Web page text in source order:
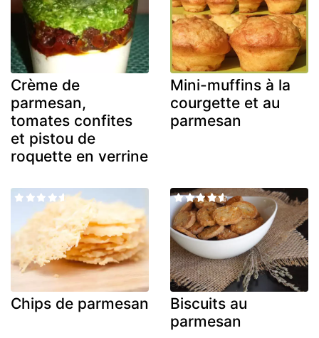
Crème de
parmesan,
tomates confites
et pistou de
roquette en verrine
Mini-muffins à la
courgette et au
parmesan
Chips de parmesan
Biscuits au
parmesan